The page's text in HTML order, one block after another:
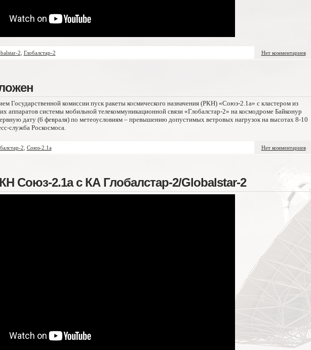
2 Глобалстар-2 Нет комментариев
Государственной комиссии пуск ракеты космического назначения (РКН) «Союз-2.1а» с кластером из
аппаратов системы мобильной телекоммуникационной связи «Глобалстар-2» на космодроме Байконур
дату (6 февраля) по метеоусловиям – превышению допустимых ветровых нагрузок на высотах 8-10
служба Роскосмоса.
2 Союз-2.1а Нет комментариев
Союз-2.1а с КА Глобалстар-2/Globalstar-2